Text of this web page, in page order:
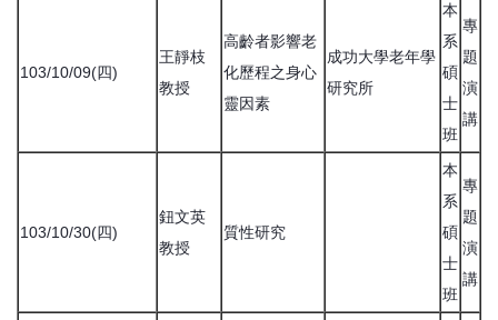
103/10/09(四)
王靜枝
教授
高齡者影響老
化歷程之身心
靈因素
成功大學老年學
研究所
本
系
碩
士
班
專
題
演
講
103/10/30(四)
鈕文英
教授
質性研究
本
系
碩
士
班
專
題
演
講